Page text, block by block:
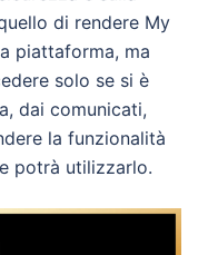
di rendere My
piattaforma, ma
solo se si è
dai comunicati,
la funzionalità
potrà utilizzarlo.